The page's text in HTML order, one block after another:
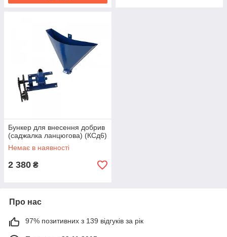
Бункер для внесення добрив
(саджалка ланцюгова) (КСд6)
Немає в наявності
2 380 ₴
Про нас
97% позитивних з 139 відгуків за рік